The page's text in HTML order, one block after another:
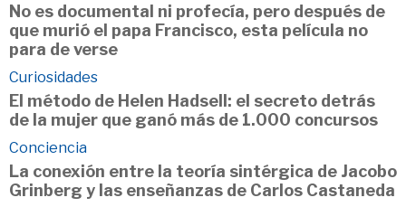
No es documental ni profecía, pero después de
que murió el papa Francisco, esta película no
para de verse
Curiosidades
El método de Helen Hadsell: el secreto detrás
de la mujer que ganó más de 1.000 concursos
Conciencia
La conexión entre la teoría sintérgica de Jacobo
Grinberg y las enseñanzas de Carlos Castaneda